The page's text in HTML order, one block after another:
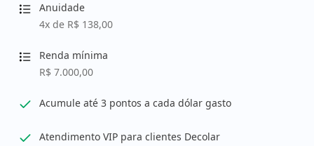
Anuidade
4x de R$ 138,00
Renda mínima
R$ 7.000,00
Acumule até 3 pontos a cada dólar gasto
Atendimento VIP para clientes Decolar